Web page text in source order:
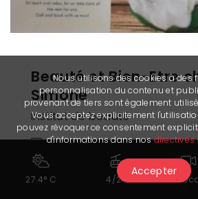
Beauté et Bien-Etre
Simone
Institut de beauté
+41 (0)79 518 59 63
27.4° C 4/24
Nous utilisons des cookies à des
personnalisation du contenu et
provenant de tiers sont également
Vous acceptez explicitement
pouvez révoquer ce consentement
d'informations dans nosdirectives
Accepter